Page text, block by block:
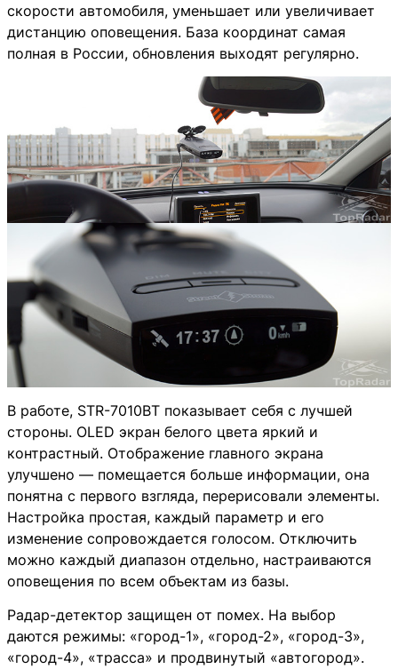
скорости автомобиля, уменьшает или увеличивает
дистанцию оповещения. База координат самая
полная в России, обновления выходят регулярно.
В работе, STR-7010BT показывает себя с лучшей
стороны. OLED экран белого цвета яркий и
контрастный. Отображение главного экрана
улучшено — помещается больше информации, она
понятна с первого взгляда, перерисовали элементы.
Настройка простая, каждый параметр и его
изменение сопровождается голосом. Отключить
можно каждый диапазон отдельно, настраиваются
оповещения по всем объектам из базы.
Радар-детектор защищен от помех. На выбор
даются режимы: «город-1», «город-2», «город-3»,
«город-4», «трасса» и продвинутый «автогород».